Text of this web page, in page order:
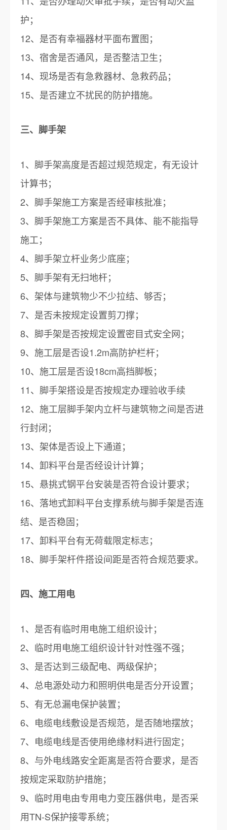
护；
12、是否有幸福器材平面布置图；
13、宿舍是否通风，是否整洁卫生；
14、现场是否有急救器材、急救药品；
15、是否建立不扰民的防护措施。
三、脚手架
1、脚手架高度是否超过规范规定，有无设计
计算书；
2、脚手架施工方案是否经审核批准；
3、脚手架施工方案是否不具体、能不能指导
施工；
4、脚手架立杆业务少底座；
5、脚手架有无扫地杆；
6、架体与建筑物少不少拉结、够否；
7、是否未按规定设置剪刀撑；
8、脚手架是否按规定设置密目式安全网；
9、施工层是否设1.2m高防护栏杆；
10、施工层是否设18cm高挡脚板；
11、脚手架搭设是否按规定办理验收手续
12、施工层脚手架内立杆与建筑物之间是否进
行封闭；
13、架体是否设上下通道；
14、卸料平台是否经设计计算；
15、悬挑式钢平台安装是否符合设计要求；
16、落地式卸料平台支撑系统与脚手架是否连
结、是否稳固；
17、卸料平台有无荷载限定标志；
18、脚手架杆件搭设间距是否符合规范要求。
四、施工用电
1、是否有临时用电施工组织设计；
2、临时用电施工组织设计针对性强不强；
3、是否达到三级配电、两级保护；
4、总电源处动力和照明供电是否分开设置；
5、有无总漏电保护装置；
6、电缆电线敷设是否规范，是否随地摆放；
7、电缆电线是否使用绝缘材料进行固定；
8、与外电线路安全距离是否符合要求，是否
按规定采取防护措施；
9、临时用电由专用电力变压器供电，是否采
用TN-S保护接零系统；